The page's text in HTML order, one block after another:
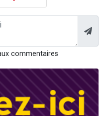
commentaires